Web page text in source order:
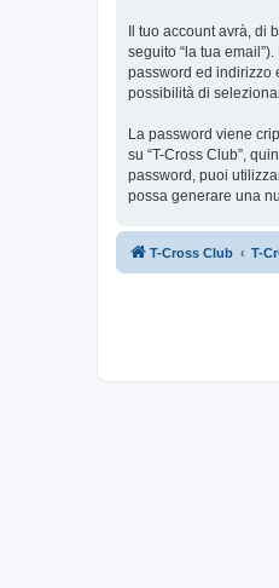
Il tuo account avrà, di
seguito “la tua
password ed indirizzo
possibilità di
La password viene
su “T-Cross Club”,
password, puoi
possa generare una
T-Cross Club T-